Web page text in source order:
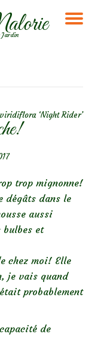
Jardin
‘Night Rider’
trop mignonne!
dégâts dans le
aussi
bulbes et
chez moi! Elle
je vais quand
probablement
de